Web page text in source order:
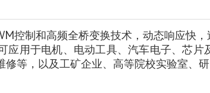
控制和高频全桥变换技术，动态响应快
应用于电机、电动工具、汽车电子、芯
等，以及工矿企业、高等院校实验室、研